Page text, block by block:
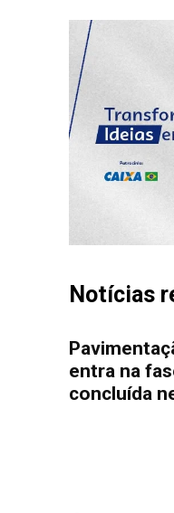
Notícias
entra na
concluída